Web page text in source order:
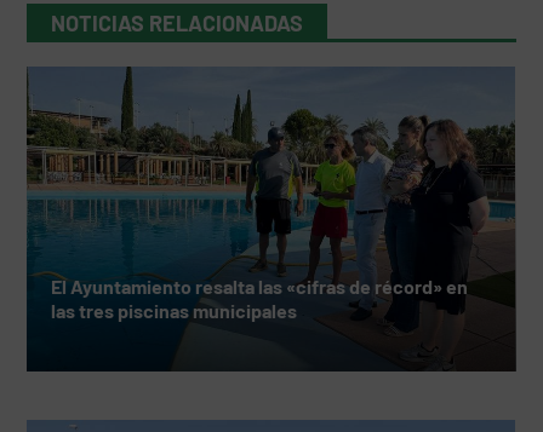
NOTICIAS RELACIONADAS
El Ayuntamiento resalta las «cifras de récord» en
las tres piscinas municipales